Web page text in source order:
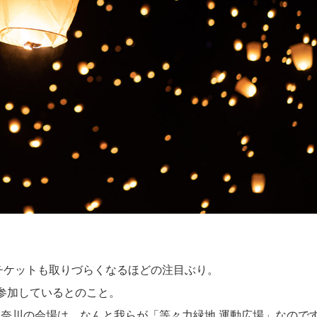
ットも取りづらくなるほどの注目ぶり。
しているとのこと。